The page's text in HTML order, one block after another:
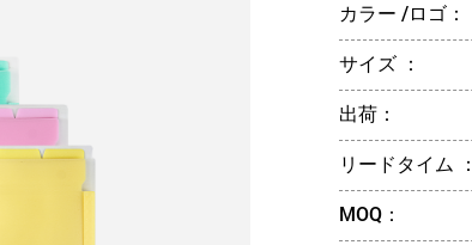
カラー /ロゴ：
サイズ ：
出荷：
リードタイム ：
MOQ：